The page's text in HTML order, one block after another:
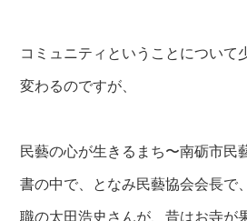
コミュニティということについて
変わるのですが、
民藝の心が生きるまち〜南砺市民
書の中で、となみ民藝協会会長で
職の太田浩史さんが、昔はお寺が